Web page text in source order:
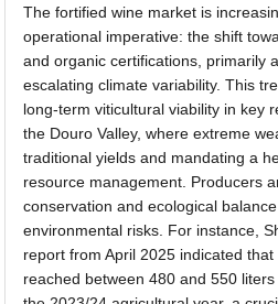
The fortified wine market is
operational imperative: the shift
and organic certifications, primarily
escalating climate variability. This
long-term viticultural viability in key
the Douro Valley, where extreme
traditional yields and mandating a
resource management. Producers
conservation and ecological
environmental risks. For instance,
report from April 2025 indicated
reached between 480 and 550